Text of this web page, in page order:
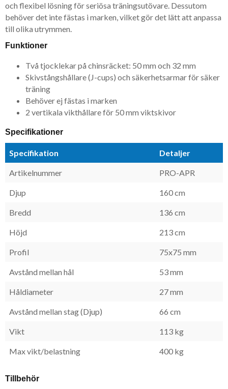
och flexibel lösning för seriösa träningsutövare. Dessutom
behöver det inte fästas i marken, vilket gör det lätt att anpassa
till olika utrymmen.
Funktioner
Två tjocklekar på chinsräcket: 50 mm och 32 mm
Skivstångshållare (J-cups) och säkerhetsarmar för säker
träning
Behöver ej fästas i marken
2 vertikala vikthållare för 50 mm viktskivor
Specifikationer
Specifikation Detaljer
Artikelnummer PRO-APR
Djup 160 cm
Bredd 136 cm
Höjd 213 cm
Profil 75x75 mm
Avstånd mellan hål 53 mm
Håldiameter 27 mm
Avstånd mellan stag (Djup) 66 cm
Vikt 113 kg
Max vikt/belastning 400 kg
Tillbehör